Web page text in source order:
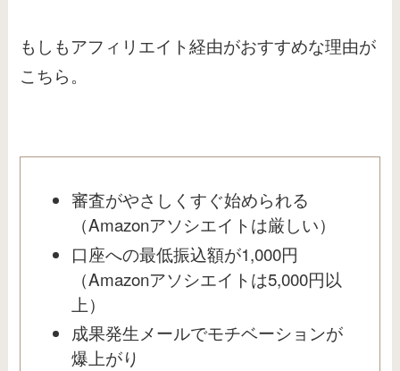
もしもアフィリエイト経由がおすすめな理由が
こちら。
審査がやさしくすぐ始められる
（Amazonアソシエイトは厳しい）
口座への最低振込額が1,000円
（Amazonアソシエイトは5,000円以
上）
成果発生メールでモチベーションが
爆上がり